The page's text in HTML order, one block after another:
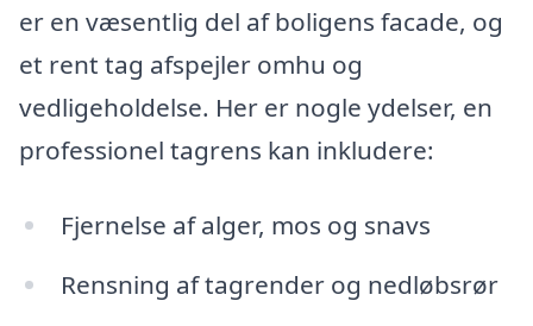
er en væsentlig del af boligens facade, og
et rent tag afspejler omhu og
vedligeholdelse. Her er nogle ydelser, en
professionel tagrens kan inkludere:
Fjernelse af alger, mos og snavs
Rensning af tagrender og nedløbsrør